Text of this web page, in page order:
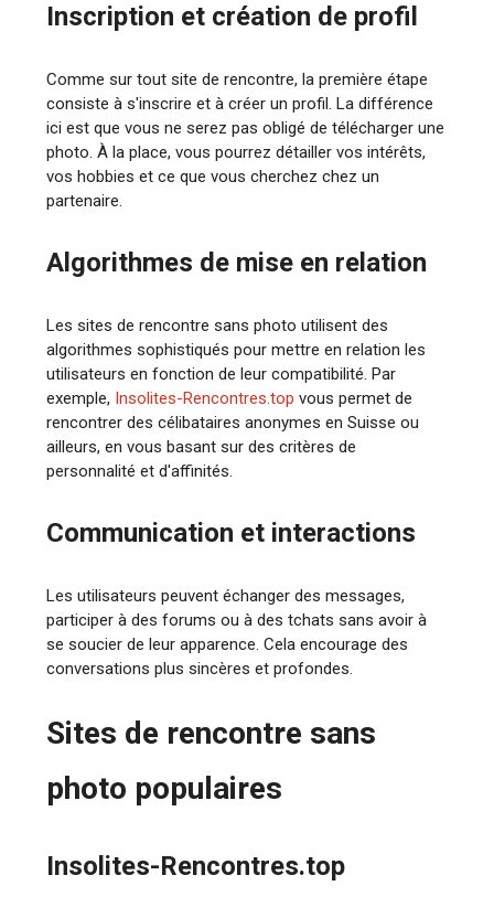
Inscription et création de profil
Comme sur tout site de rencontre, la première étape
consiste à s'inscrire et à créer un profil. La différence
ici est que vous ne serez pas obligé de télécharger une
photo. À la place, vous pourrez détailler vos intérêts,
vos hobbies et ce que vous cherchez chez un
partenaire.
Algorithmes de mise en relation
Les sites de rencontre sans photo utilisent des
algorithmes sophistiqués pour mettre en relation les
utilisateurs en fonction de leur compatibilité. Par
exemple, Insolites-Rencontres.top vous permet de
rencontrer des célibataires anonymes en Suisse ou
ailleurs, en vous basant sur des critères de
personnalité et d'affinités.
Communication et interactions
Les utilisateurs peuvent échanger des messages,
participer à des forums ou à des tchats sans avoir à
se soucier de leur apparence. Cela encourage des
conversations plus sincères et profondes.
Sites de rencontre sans
photo populaires
Insolites-Rencontres.top